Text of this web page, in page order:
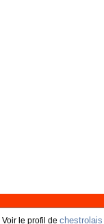
Voir le profil de chestrolais